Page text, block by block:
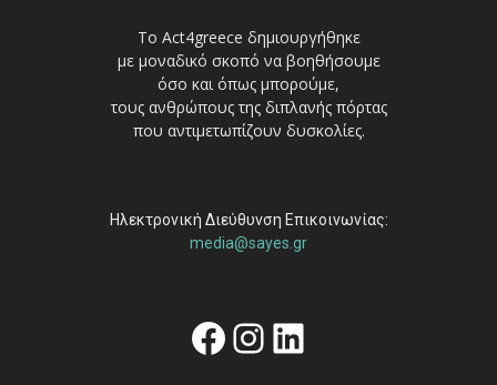
Το Act4greece δημιουργήθηκε
με μοναδικό σκοπό να βοηθήσουμε
όσο και όπως μπορούμε,
τους ανθρώπους της διπλανής πόρτας
που αντιμετωπίζουν δυσκολίες.
Ηλεκτρονική Διεύθυνση Επικοινωνίας:
media@sayes.gr
Facebook
Instagram
Linkedin